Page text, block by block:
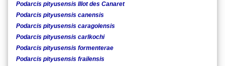
Podarcis pityusensis Illot des Canaret
Podarcis pityusensis canensis
Podarcis pityusensis caragolensis
Podarcis pityusensis carlkochi
Podarcis pityusensis formenterae
Podarcis pityusensis frailensis